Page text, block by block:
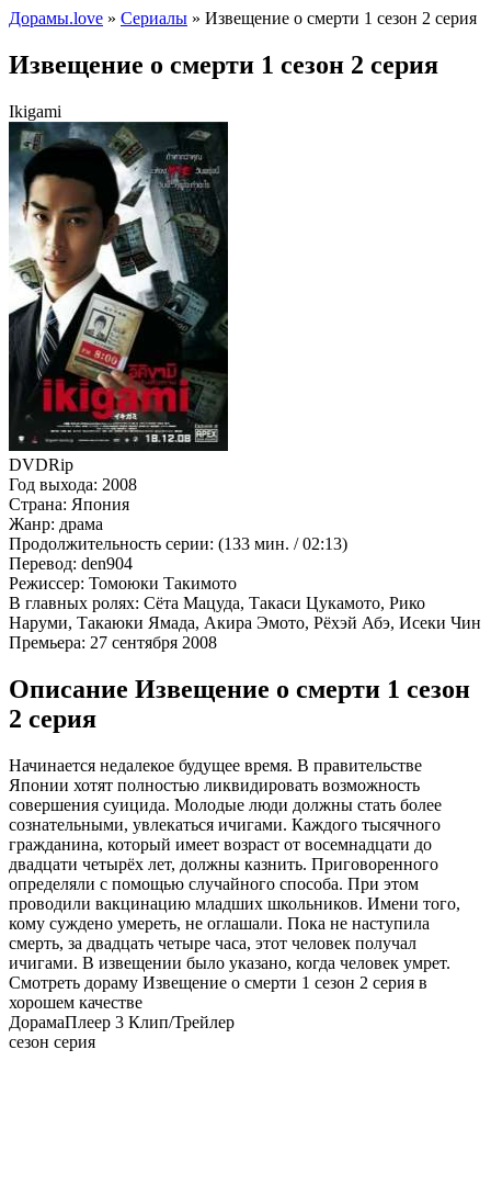
Дорамы.love » Сериалы » Извещение о смерти 1 сезон 2 серия
Извещение о смерти 1 сезон 2 серия
Ikigami
DVDRip
Год выхода: 2008
Страна: Япония
Жанр: драма
Продолжительность серии: (133 мин. / 02:13)
Перевод: den904
Режиссер: Томоюки Такимото
В главных ролях: Сёта Мацуда, Такаси Цукамото, Рико
Наруми, Такаюки Ямада, Акира Эмото, Рёхэй Абэ, Исеки Чин
Премьера: 27 сентября 2008
Описание Извещение о смерти 1 сезон
2 серия
Начинается недалекое будущее время. В правительстве
Японии хотят полностью ликвидировать возможность
совершения суицида. Молодые люди должны стать более
сознательными, увлекаться ичигами. Каждого тысячного
гражданина, который имеет возраст от восемнадцати до
двадцати четырёх лет, должны казнить. Приговоренного
определяли с помощью случайного способа. При этом
проводили вакцинацию младших школьников. Имени того,
кому суждено умереть, не оглашали. Пока не наступила
смерть, за двадцать четыре часа, этот человек получал
ичигами. В извещении было указано, когда человек умрет.
Смотреть дораму Извещение о смерти 1 сезон 2 серия в
хорошем качестве
ДорамаПлеер 3 Клип/Трейлер
сезон серия